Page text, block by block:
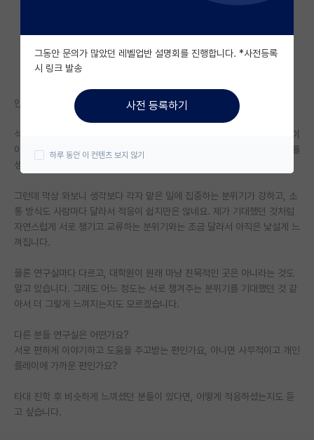
자유 게시판(아무개랩)
미국 유학 게시판
미국 대학원 합격 후기 게시판
대학원생 모집 게시판
연구실(PI) 홍보 게시판
석박사 채용 정보 게시판
임용 정보 게시판
취업 게시판
PI 전용 게시판
인문사회 계열 게시판
특수/전문대학원 게시판
안녕하세요. 수도권 대학에서 타대 석사로 진학한 대학원생입니다.
석사 진학 전에는 연구실 생활에 대해 나름 기대가 있었습니다. 서로 연구 이
야기도 하고, 힘든 부분이 있으면 어느 정도 도와주고, 같이 버티는 분위기를
생각했는데요.
그런데 막상 와보니 생각보다 각자 맡은 일에 집중하는 분위기가 강하고, 소
통 방식도 사람마다 달라서 적응이 쉽지만은 않네요. 제가 기대했던 것처럼
자연스럽게 서로 챙기고 교류하는 분위기와는 조금 달라서 아직은 낯설게 느
껴집니다.
물론 연구실마다 다르고, 대학원이 원래 마냥 친목적인 곳은 아니라는 것도
알고 있습니다. 그래도 어느 정도는 서로 챙겨주는 분위기를 기대했던 것 같
아서 더 그렇게 느껴지는지도 모르겠습니다.
다른 분들 연구실은 어떤가요?
서로 편하게 이야기하고 도움을 주고받는 편인가요, 아니면 사무적이고 개인
플레이에 가까운 편인가요?
타대 진학 후 비슷하게 느끼셨던 분들이 있다면, 어떻게 적응하셨는지도 듣
고 싶습니다.
그동안 문의가 많았던 레벨업반 설명회를 진행합니다. *사전등록
시 링크 발송
사전 등록하기
하루 동안 이 컨텐츠 보지 않기